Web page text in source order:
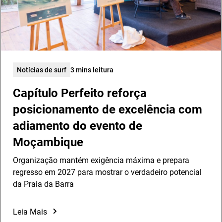
Notícias de surf 3 mins leitura
Capítulo Perfeito reforça
posicionamento de excelência com
adiamento do evento de
Moçambique
Organização mantém exigência máxima e prepara
regresso em 2027 para mostrar o verdadeiro potencial
da Praia da Barra
Leia Mais